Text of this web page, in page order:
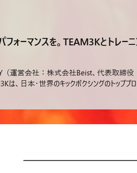
ォーマンスを。TEAM3Kとトレー
運営会社：株式会社Beist、代表取締役：
は、日本・世界のキックボクシングのトッププロ